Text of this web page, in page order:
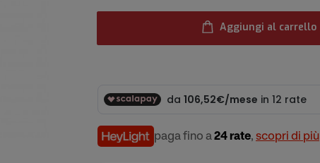
Aggiungi al carrello
paga fino a 24 rate, scopri di più